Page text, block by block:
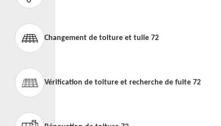
Changement de toiture et tuile 72
Vérification de toiture et recherche de fuite 72